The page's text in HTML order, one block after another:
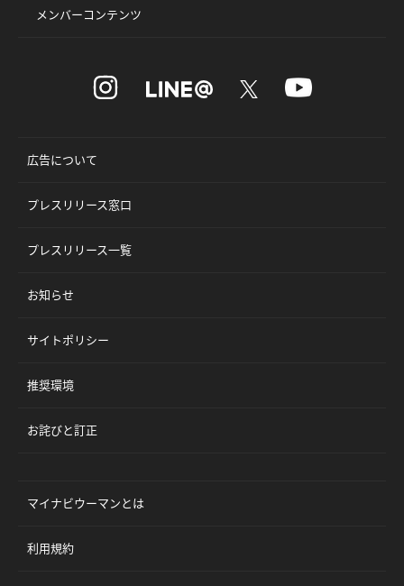
メンバーコンテンツ
広告について
プレスリリース窓口
プレスリリース一覧
お知らせ
サイトポリシー
推奨環境
お詫びと訂正
マイナビウーマンとは
利用規約